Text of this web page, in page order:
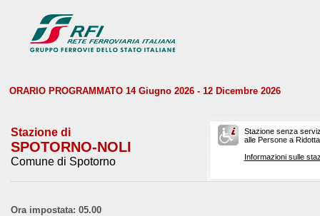
ORARIO PROGRAMMATO 14 Giugno 2026 - 12 Dicembre 2026
Stazione di
SPOTORNO-NOLI
Comune di Spotorno
Stazione senza
alle Persone a
Informazioni sulle
Ora impostata: 05.00